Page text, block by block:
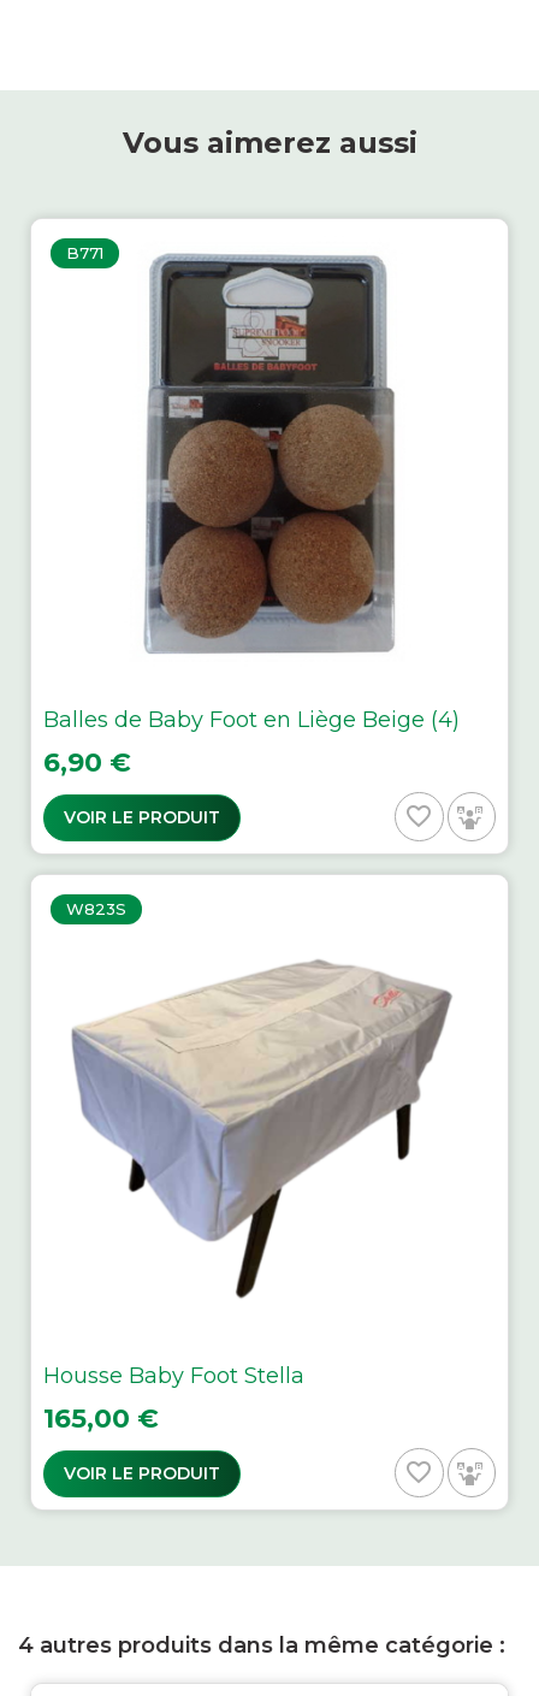
Vous aimerez aussi
B771
Balles de Baby Foot en Liège Beige (4)
Prix
6,90 €
VOIR LE PRODUIT favorite_border
W823S
Housse Baby Foot Stella
Prix
165,00 €
VOIR LE PRODUIT favorite_border
4 autres produits dans la même catégorie :